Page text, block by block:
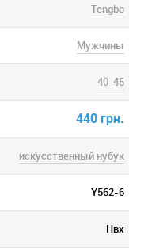
Tengbo
Мужчины
40-45
440 грн.
искусственный нубук
Y562-6
Пвх